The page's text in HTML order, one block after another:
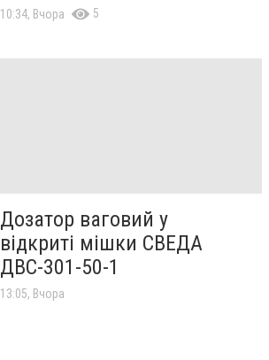
10:34, Вчора 5
Дозатор ваговий у
відкриті мішки СВЕДА
ДВС-301-50-1
13:05, Вчора